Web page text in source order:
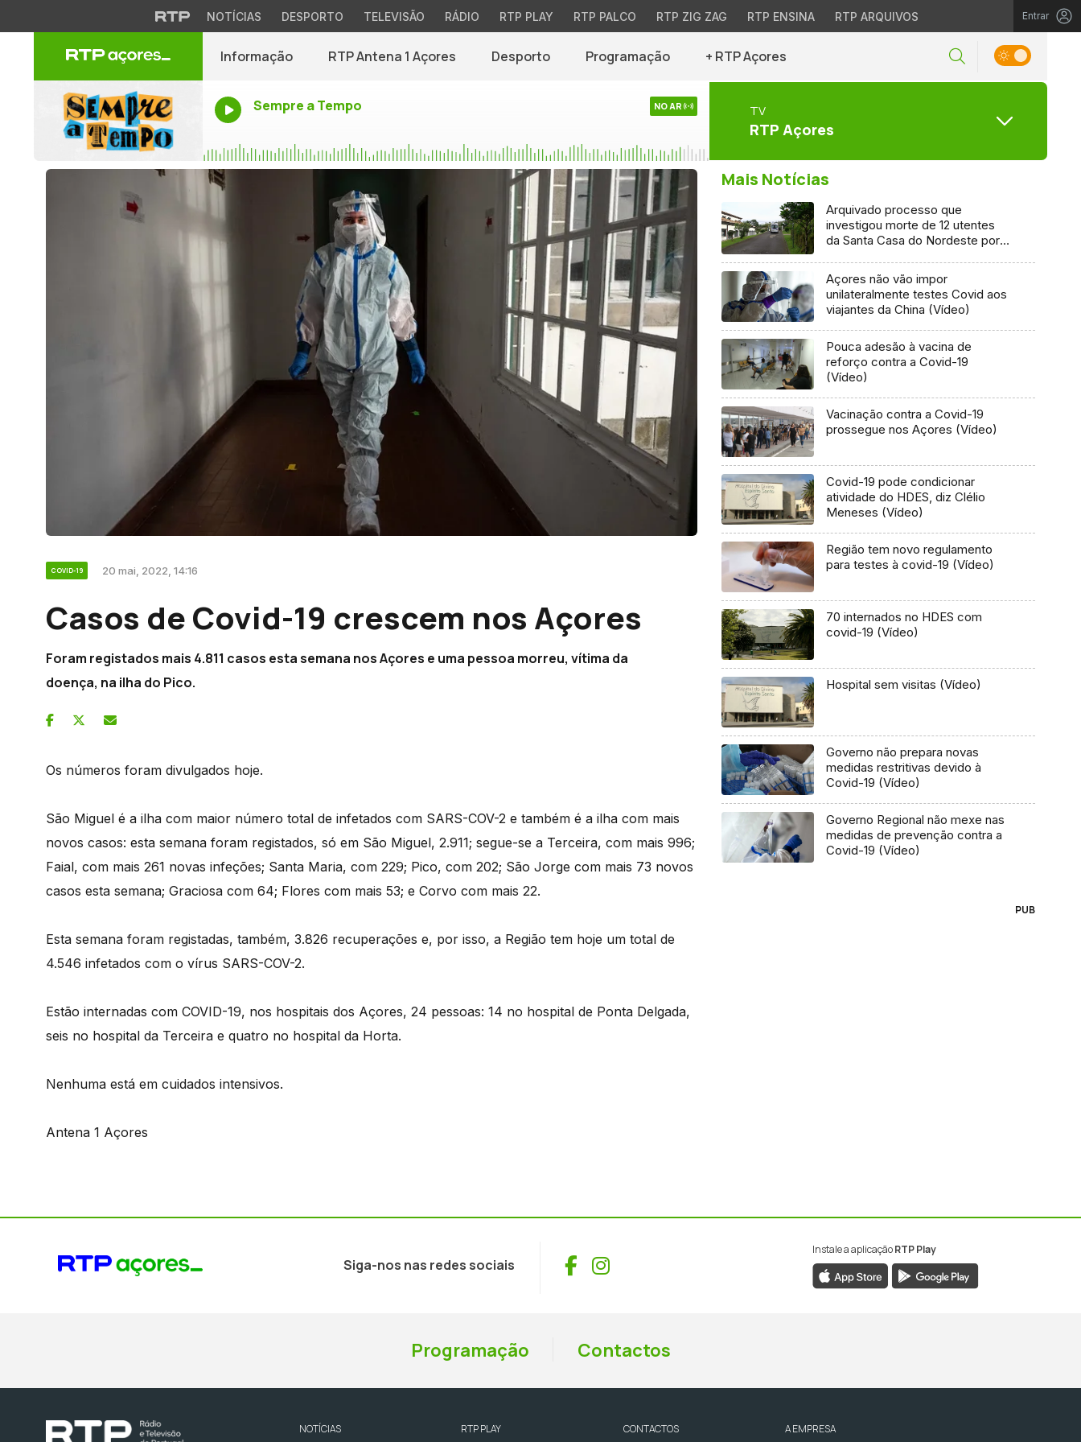
NOTÍCIAS DESPORTO TELEVISÃO RÁDIO RTP PLAY RTP PALCO RTP ZIG ZAG RTP ENSINA RTP ARQUIVOS Entrar
Informação RTP Antena 1 Açores Desporto Programação + RTP Açores
Sempre a Tempo NO AR TV
RTP Açores
COVID-19 20 mai, 2022, 14:16
Casos de Covid-19 crescem nos Açores
Foram registados mais 4.811 casos esta semana nos Açores e uma pessoa morreu, vítima da
doença, na ilha do Pico.
Os números foram divulgados hoje.
São Miguel é a ilha com maior número total de infetados com SARS-COV-2 e também é a ilha com mais
novos casos: esta semana foram registados, só em São Miguel, 2.911; segue-se a Terceira, com mais 996;
Faial, com mais 261 novas infeções; Santa Maria, com 229; Pico, com 202; São Jorge com mais 73 novos
casos esta semana; Graciosa com 64; Flores com mais 53; e Corvo com mais 22.
Esta semana foram registadas, também, 3.826 recuperações e, por isso, a Região tem hoje um total de
4.546 infetados com o vírus SARS-COV-2.
Estão internadas com COVID-19, nos hospitais dos Açores, 24 pessoas: 14 no hospital de Ponta Delgada,
seis no hospital da Terceira e quatro no hospital da Horta.
Nenhuma está em cuidados intensivos.
Antena 1 Açores
Mais Notícias
Arquivado processo que
investigou morte de 12 utentes
da Santa Casa do Nordeste por
Açores não vão impor
unilateralmente testes Covid aos
viajantes da China (Vídeo)
Pouca adesão à vacina de
reforço contra a Covid-19
(Vídeo)
Vacinação contra a Covid-19
prossegue nos Açores (Vídeo)
Covid-19 pode condicionar
atividade do HDES, diz Clélio
Meneses (Vídeo)
Região tem novo regulamento
para testes à covid-19 (Vídeo)
70 internados no HDES com
covid-19 (Vídeo)
Hospital sem visitas (Vídeo)
Governo não prepara novas
medidas restritivas devido à
Covid-19 (Vídeo)
Governo Regional não mexe nas
medidas de prevenção contra a
Covid-19 (Vídeo)
PUB
Siga-nos nas redes sociais Facebook
Instagram
Instale a aplicaçãoRTP Play
Programação Contactos
NOTÍCIAS
RTP PLAY
CONTACTOS
A EMPRESA